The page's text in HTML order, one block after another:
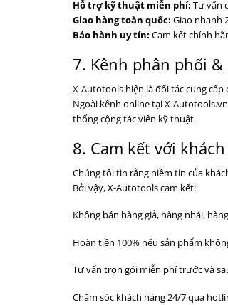
Hỗ trợ kỹ thuật miễn phí: Tư vấn
Giao hàng toàn quốc: Giao nhanh
Bảo hành uy tín: Cam kết chính
7. Kênh phân phối &
X-Autotools hiện là đối tác cung
Ngoài kênh online tại X-
thống cộng tác viên kỹ thuật.
8. Cam kết với
Chúng tôi tin rằng niềm tin của
Bởi vậy, X-Autotools cam kết:
Không bán hàng giả, hàng nhái,
Hoàn tiền 100% nếu sản phẩm
Tư vấn trọn gói miễn phí trước và
Chăm sóc khách hàng 24/7 qua